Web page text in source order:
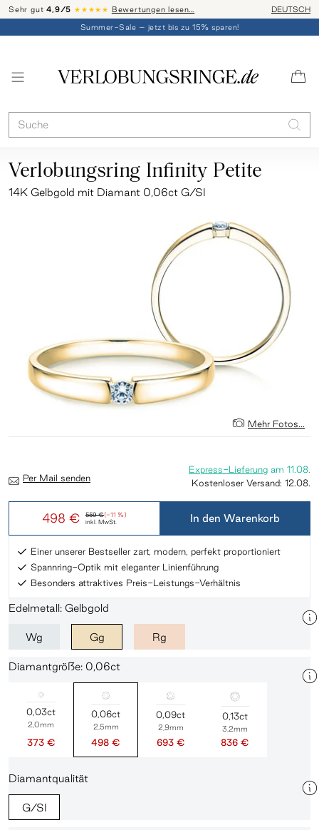
Sehr gut4,9/5 ★★★★★ Bewertungen lesen… Telefon-
DEUTSCH
Summer-Sale – jetzt bis zu 15% sparen!
Verlobungsring Infinity Petite
14K Gelbgold mit Diamant 0,06ct G/SI
Mehr Fotos...
559 €(-11 %)
498 € inkl. MwSt.
Express-Lieferung am 11.08.
Kostenloser Versand: 12.08.
Per Mail senden
In den Warenkorb
Einer unserer Bestseller zart, modern, perfekt proportioniert
Spannring-Optik mit eleganter Linienführung
Besonders attraktives Preis-Leistungs-Verhältnis
Edelmetall: Gelbgold
Wg Gg Rg
Diamantgröße: 0,06ct
0,03ct
2,0mm
373 €
0,06ct
2,5mm
498 €
0,09ct
2,9mm
693 €
0,13ct
3,2mm
836 €
Diamantqualität
G/SI